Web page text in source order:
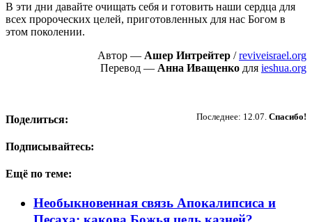
В эти дни давайте очищать себя и готовить наши сердца для
всех пророческих целей, приготовленных для нас Богом в
этом поколении.
Автор — Ашер Интрейтер /reviveisrael.org
Перевод — Анна Иващенко для ieshua.org
Последнее: 12.07. Спасибо!
Поделиться:
Подписывайтесь:
Ещё по теме:
Необыкновенная связь Апокалипсиса и